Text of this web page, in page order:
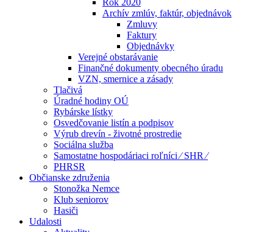
Rok 2020
Archív zmlúv, faktúr, objednávok
Zmluvy
Faktury
Objednávky
Verejné obstarávanie
Finančné dokumenty obecného úradu
VZN, smernice a zásady
Tlačivá
Úradné hodiny OÚ
Rybárske lístky
Osvedčovanie listín a podpisov
Výrub drevín - životné prostredie
Sociálna služba
Samostatne hospodáriaci roľníci ⁄ SHR ⁄
PHRSR
Občianske združenia
Stonožka Nemce
Klub seniorov
Hasiči
Udalosti